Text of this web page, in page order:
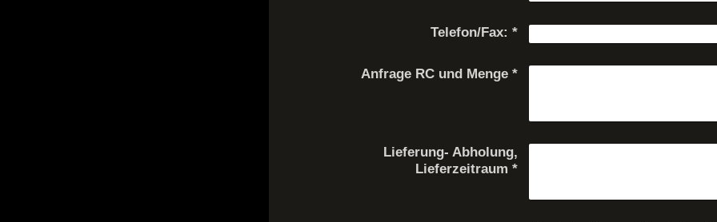
Telefon/Fax: *
Anfrage RC und Menge*
Lieferung- Abholung,
Lieferzeitraum *